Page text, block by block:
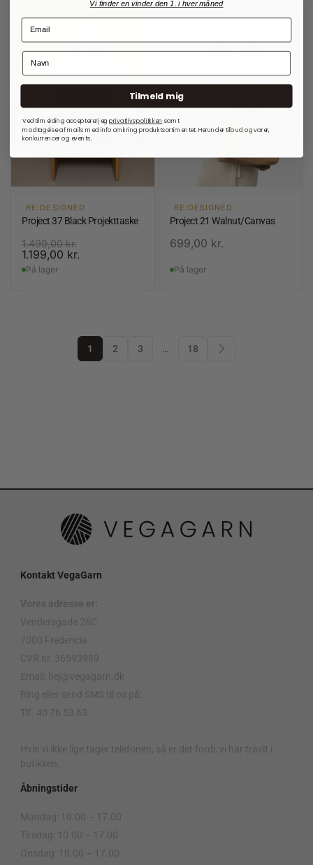
RE:DESIGNED
Project 37 Black Projekttaske
1.499,00kr.
1.199,00 kr.
På lager
RE:DESIGNED
Project 21 Walnut/Canvas
699,00 kr.
På lager
1 2 3 … 18
Kontakt VegaGarn
Vores adresse er:
Vendersgade 26C
7000 Fredericia
CVR nr. 36593989
Email: hej@vegagarn.dk
Ring eller send SMS til os på:
Tlf. 40 76 53 63
Hvis vi ikke lige tager telefonen, så er det fordi, vi har travlt i
butikken.
Åbningstider
Mandag: 10.00 – 17.00
Tirsdag: 10.00 – 17.00
Onsdag: 10.00 – 17.00
Vi finder en vinder den 1. i hver måned
Tilmeld mig
Ved tilmelding accepterer jegprivatlivspolitkken samt
modtagelse af mails med info omkring produktsortimentet. Herunder tilbud og varer,
konkurrencer og events.